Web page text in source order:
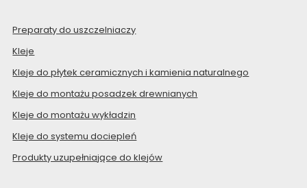
Preparaty do uszczelniaczy
Kleje
Kleje do płytek ceramicznych i kamienia naturalnego
Kleje do montażu posadzek drewnianych
Kleje do montażu wykładzin
Kleje do systemu dociepleń
Produkty uzupełniające do klejów